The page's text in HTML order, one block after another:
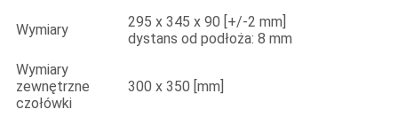
Wymiary
295 x 345 x 90 [+/-2 mm]
dystans od podłoża: 8 mm
Wymiary
zewnętrzne
czołówki
300 x 350 [mm]